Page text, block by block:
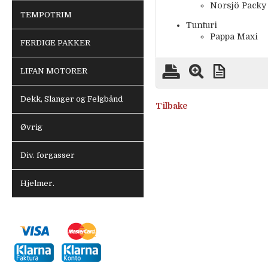
TEMPOTRIM
FERDIGE PAKKER
LIFAN MOTORER
Dekk, Slanger og Felgbånd
Øvrig
Div. forgasser
Hjelmer.
Norsjö Packy
Tunturi
Pappa Maxi
Tilbake